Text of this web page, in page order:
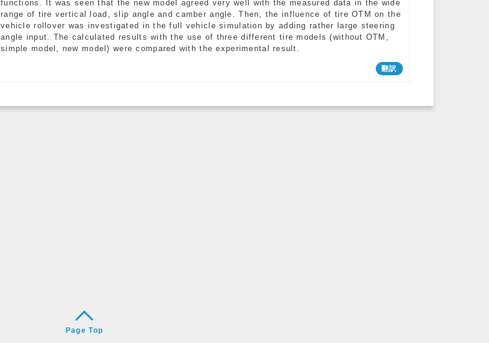
functions. It was seen that the new model agreed very well with the measured data in the wide
range of tire vertical load, slip angle and camber angle. Then, the influence of tire OTM on the
vehicle rollover was investigated in the full vehicle simulation by adding rather large steering
angle input. The calculated results with the use of three different tire models (without OTM,
simple model, new model) were compared with the experimental result.
翻訳
Page Top